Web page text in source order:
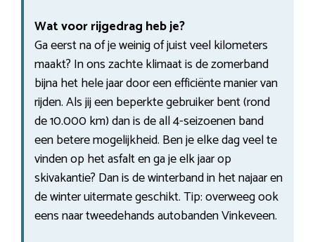
Wat voor rijgedrag heb je?
Ga eerst na of je weinig of juist veel kilometers
maakt? In ons zachte klimaat is de zomerband
bijna het hele jaar door een efficiënte manier van
rijden. Als jij een beperkte gebruiker bent (rond
de 10.000 km) dan is de all 4-seizoenen band
een betere mogelijkheid. Ben je elke dag veel te
vinden op het asfalt en ga je elk jaar op
skivakantie? Dan is de winterband in het najaar en
de winter uitermate geschikt. Tip: overweeg ook
eens naar tweedehands autobanden Vinkeveen.